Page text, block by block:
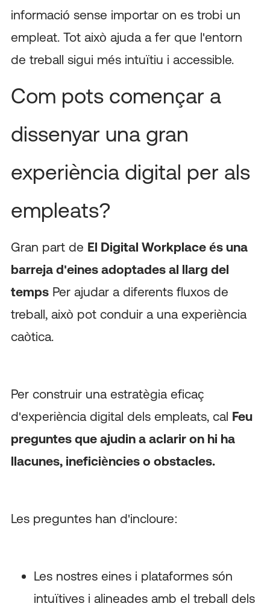
informació sense importar on es trobi un
empleat. Tot això ajuda a fer que l'entorn
de treball sigui més intuïtiu i accessible.
Com pots començar a
dissenyar una gran
experiència digital per als
empleats?
Gran part de El Digital Workplace és una
barreja d'eines adoptades al llarg del
temps Per ajudar a diferents fluxos de
treball, això pot conduir a una experiència
caòtica.
Per construir una estratègia eficaç
d'experiència digital dels empleats, cal Feu
preguntes que ajudin a aclarir on hi ha
llacunes, ineficiències o obstacles.
Les preguntes han d'incloure:
Les nostres eines i plataformes són
intuïtives i alineades amb el treball dels